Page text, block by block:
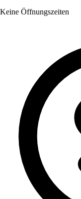
Keine Öffnungszeiten